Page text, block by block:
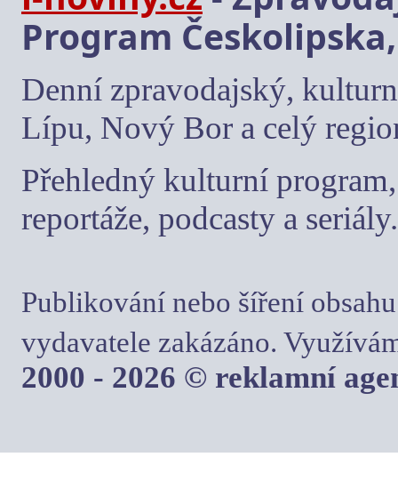
Program
Denní zpravodajský,
Lípu, Nový Bor a celý
Přehledný kulturní
reportáže, podcasty a seriály.
Publikování nebo šíření
vydavatele zakázáno.
2000 - 2026 © reklamní